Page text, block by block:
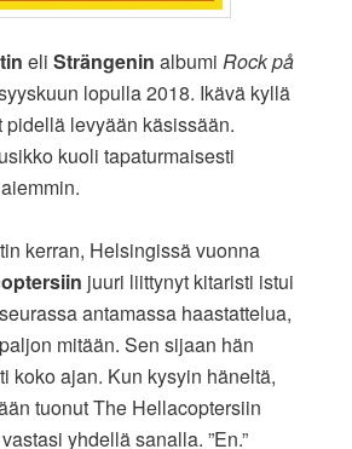
eliSträngenin albumi Rock på
lopulla 2018. Ikävä kyllä
pidellä levyään käsissään.
kuoli tapaturmaisesti
kerran, Helsingissä vuonna
juuri liittynyt kitaristi istui
antamassa haastattelua,
mitään. Sen sijaan hän
koko ajan. Kun kysyin häneltä,
tuonut The Hellacoptersiin
yhdellä sanalla. ”En.”